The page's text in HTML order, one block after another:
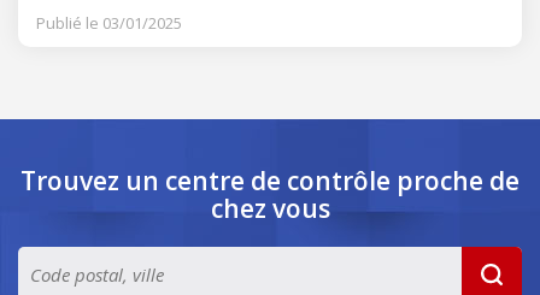
Publié le 03/01/2025
Trouvez un centre de contrôle proche de
chez vous